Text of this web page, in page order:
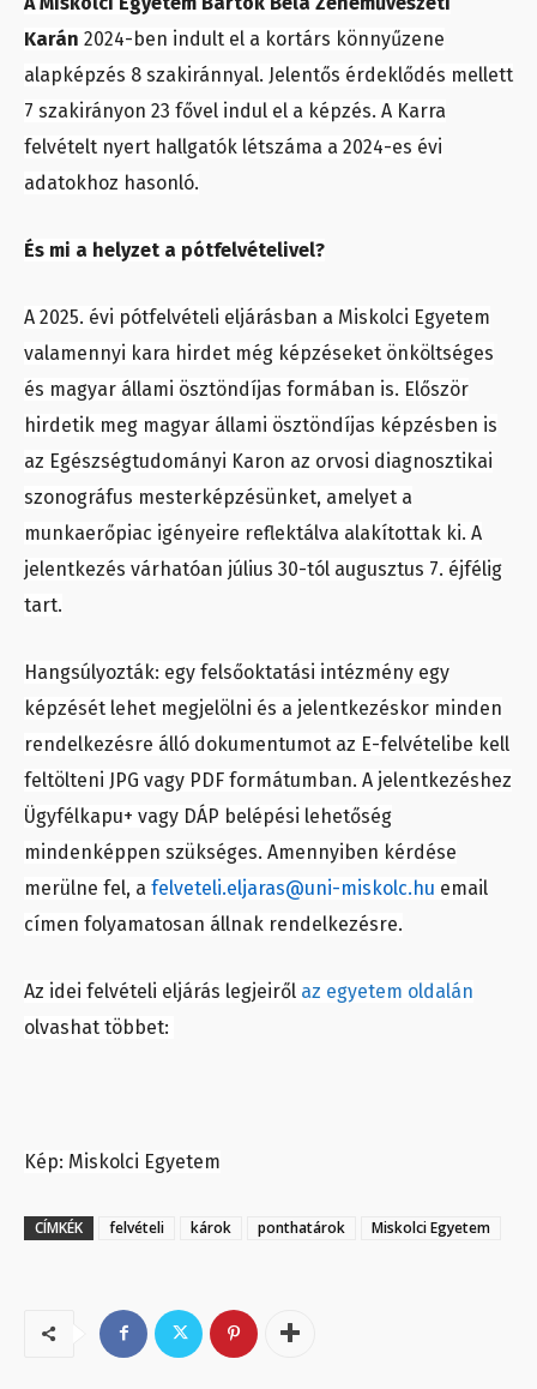
Karán 2024-ben indult el a kortárs könnyűzene
alapképzés 8 szakiránnyal. Jelentős érdeklődés mellett
7 szakirányon 23 fővel indul el a képzés. A Karra
felvételt nyert hallgatók létszáma a 2024-es évi
adatokhoz hasonló.
És mi a helyzet a pótfelvételivel?
A 2025. évi pótfelvételi eljárásban a Miskolci Egyetem
valamennyi kara hirdet még képzéseket önköltséges
és magyar állami ösztöndíjas formában is. Először
hirdetik meg magyar állami ösztöndíjas képzésben is
az Egészségtudományi Karon az orvosi diagnosztikai
szonográfus mesterképzésünket, amelyet a
munkaerőpiac igényeire reflektálva alakítottak ki. A
jelentkezés várhatóan július 30-tól augusztus 7. éjfélig
tart.
Hangsúlyozták: egy felsőoktatási intézmény egy
képzését lehet megjelölni és a jelentkezéskor minden
rendelkezésre álló dokumentumot az E-felvételibe kell
feltölteni JPG vagy PDF formátumban. A jelentkezéshez
Ügyfélkapu+ vagy DÁP belépési lehetőség
mindenképpen szükséges. Amennyiben kérdése
merülne fel, a felveteli.eljaras@uni-miskolc.hu email
címen folyamatosan állnak rendelkezésre.
Az idei felvételi eljárás legjeiről az egyetem oldalán
olvashat többet:
Kép: Miskolci Egyetem
CÍMKÉK felvételi károk ponthatárok Miskolci Egyetem